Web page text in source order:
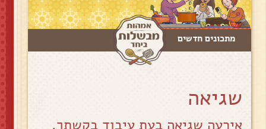
מתכונים חדשים
שגיאה
אירעה שגיאה בעת עיבוד בקשתך.